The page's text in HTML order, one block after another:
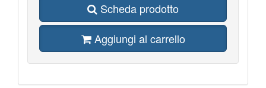
Scheda prodotto
Aggiungi al carrello